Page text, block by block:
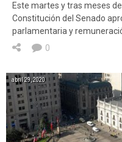
Este martes y tras meses
Constitución del Senado
parlamentaria y
0
abril 29, 2020